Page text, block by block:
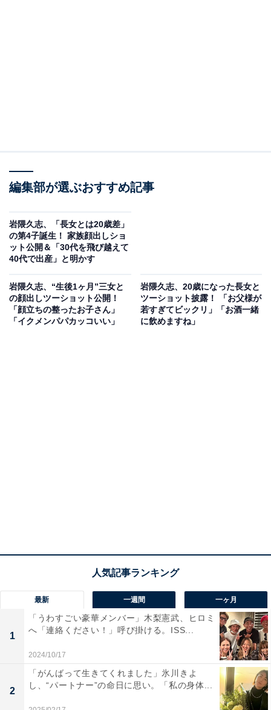
編集部が選ぶおすすめ記事
岩隈久志、「長女とは20歳差」
の第4子誕生！ 家族顔出しショ
ット公開＆「30代を飛び越えて
40代で出産」と明かす
岩隈久志、“生後1ヶ月”三女と
の顔出しツーショット公開！
「顔立ちの整ったお子さん」
「イクメンパパカッコいい」
岩隈久志、20歳になった長女と
ツーショット披露！ 「お父様が
若すぎてビックリ」「お酒一緒
に飲めますね」
最新 一週間 一ヶ月
1
「うわすごい豪華メンバー」木梨憲武、ヒロミ
へ「連絡ください！」呼び掛ける。ISS...
2024/10/17
2
「がんばって生きてくれました」氷川きよ
し、“パートナー”の命日に思い。「私の身体...